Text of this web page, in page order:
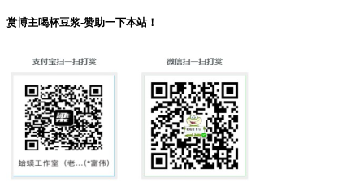
赏博主喝杯豆浆-赞助一下本站！